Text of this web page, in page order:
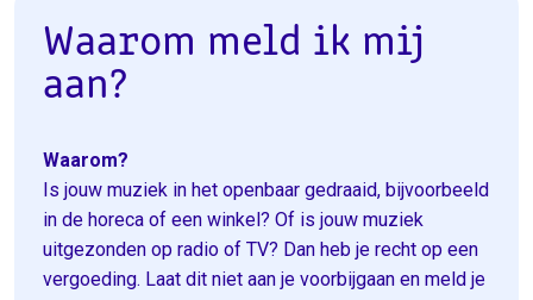
Waarom meld ik mij
aan?
Waarom?
Is jouw muziek in het openbaar gedraaid, bijvoorbeeld
in de horeca of een winkel? Of is jouw muziek
uitgezonden op radio of TV? Dan heb je recht op een
vergoeding. Laat dit niet aan je voorbijgaan en meld je